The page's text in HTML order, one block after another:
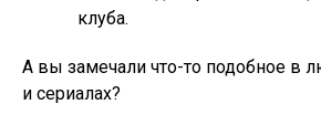
клуба.
А вы замечали что-то подобное в
и сериалах?